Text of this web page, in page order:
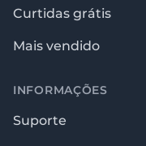
Curtidas grátis
Mais vendido
INFORMAÇÕES
Suporte